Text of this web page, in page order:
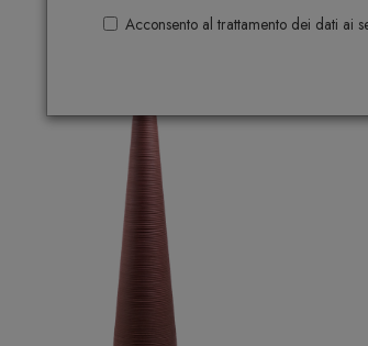
Acconsento al trattamento dei dati ai